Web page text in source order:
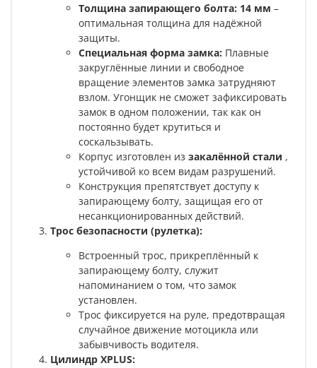
Толщина запирающего болта: 14 мм –
оптимальная толщина для надёжной
защиты.
Специальная форма замка: Плавные
закруглённые линии и свободное
вращение элементов замка затрудняют
взлом. Угонщик не сможет зафиксировать
замок в одном положении, так как он
постоянно будет крутиться и
соскальзывать.
Корпус изготовлен из закалённой стали ,
устойчивой ко всем видам разрушений.
Конструкция препятствует доступу к
запирающему болту, защищая его от
несанкционированных действий.
Трос безопасности (рулетка):
Встроенный трос, прикреплённый к
запирающему болту, служит
напоминанием о том, что замок
установлен.
Трос фиксируется на руле, предотвращая
случайное движение мотоцикла или
забывчивость водителя.
Цилиндр XPLUS: